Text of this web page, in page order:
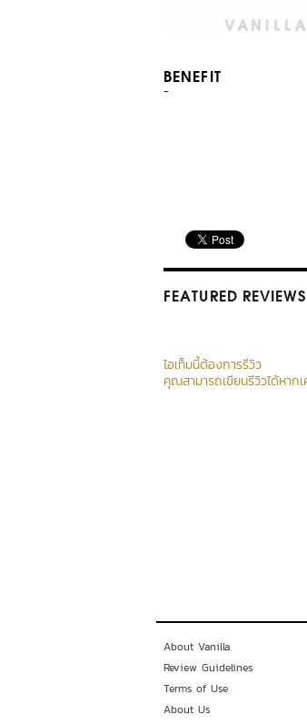
BENEFIT
-
FEATURED REVIEWS
ไอเท็มนี้ต้องการรีวิว
คุณสามารถเขียนรีวิวได้หากเ
About Vanilla
Review Guidelines
Terms of Use
About Us